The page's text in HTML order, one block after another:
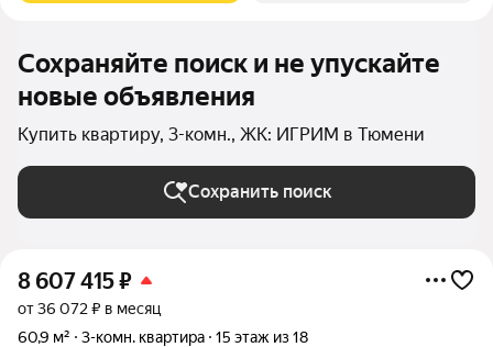
Сохраняйте поиск и не упускайте
новые объявления
Купить квартиру, 3-комн., ЖК: ИГРИМ в Тюмени
Сохранить поиск
8 607 415₽
от 36 072 ₽ в месяц
60,9 м²
3-комн. квартира 15 этаж из 18